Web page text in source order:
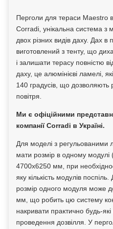
Перголи для тераси Maestro
Corradi, унікальна система з
двох різних видів даху. Дах
виготовлений з тенту, що
і залишати терасу повністю
даху, це алюмінієві ламелі,
140 градусів, що дозволяють
повітря.
Ми є офіційними
компанії Corradi в Україні.
Для моделі з
мати розмір в одному модулі
4700х6250 мм, при
яку кількість модулів
розмір одного модуля може
мм, що робить цю систему
накривати практично будь-
проведення дозвілля. У